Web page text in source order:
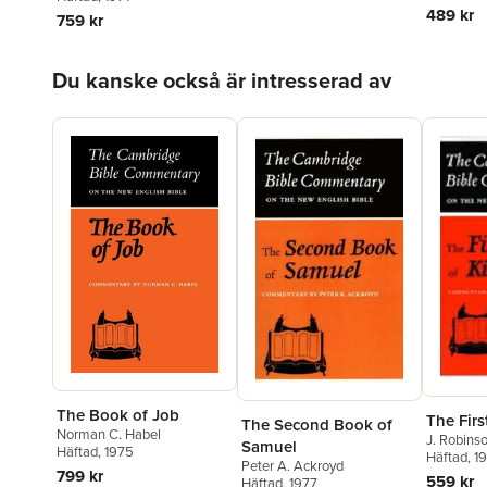
759 kr 489 kr
Du kanske också är intresserad av
The Book of Job
Norman C. Habel
Häftad, 1975
799 kr
The Second Book of
Samuel
Peter A. Ackroyd
The
J.
Häftad,
559 kr